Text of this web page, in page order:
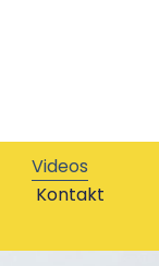
Videos
Kontakt